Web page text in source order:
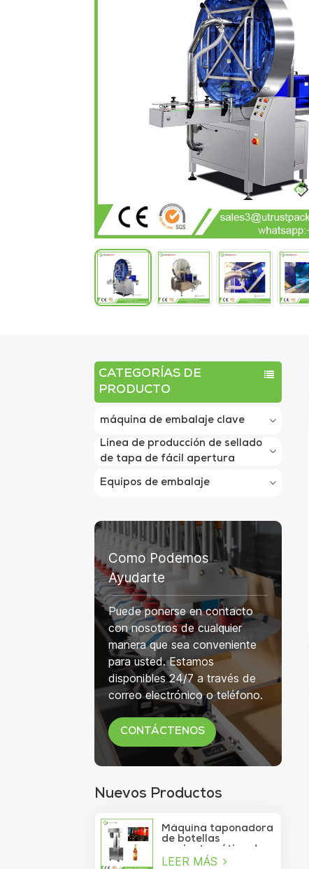
CATEGORÍAS DE
PRODUCTO
máquina de embalaje clave
Línea de producción de sellado
de tapa de fácil apertura
Equipos de embalaje
Como Podemos
Ayudarte
Puede ponerse en contacto
con nosotros de cualquier
manera que sea conveniente
para usted. Estamos
disponibles 24/7 a través de
correo electrónico o teléfono.
CONTÁCTENOS
Nuevos Productos
Máquina taponadora
de botellas
semiautomática de
750 ml para botellas
LEER MÁS